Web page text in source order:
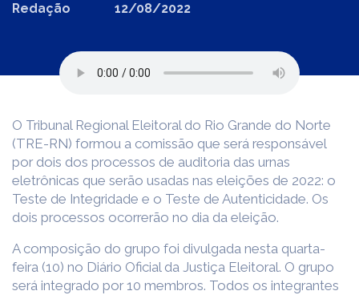
Redação
12/08/2022
O Tribunal Regional Eleitoral do Rio Grande do Norte
(TRE-RN) formou a comissão que será responsável
por dois dos processos de auditoria das urnas
eletrônicas que serão usadas nas eleições de 2022: o
Teste de Integridade e o Teste de Autenticidade. Os
dois processos ocorrerão no dia da eleição.
A composição do grupo foi divulgada nesta quarta-
feira (10) no Diário Oficial da Justiça Eleitoral. O grupo
será integrado por 10 membros. Todos os integrantes